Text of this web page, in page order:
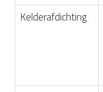
Kelderafdichting